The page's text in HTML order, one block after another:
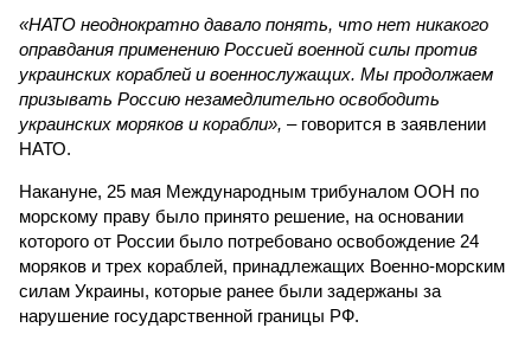
«НАТО неоднократно давало понять, что нет никакого
оправдания применению Россией военной силы против
украинских кораблей и военнослужащих. Мы продолжаем
призывать Россию незамедлительно освободить
украинских моряков и корабли», – говорится в заявлении
НАТО.
Накануне, 25 мая Международным трибуналом ООН по
морскому праву было принято решение, на основании
которого от России было потребовано освобождение 24
моряков и трех кораблей, принадлежащих Военно-морским
силам Украины, которые ранее были задержаны за
нарушение государственной границы РФ.